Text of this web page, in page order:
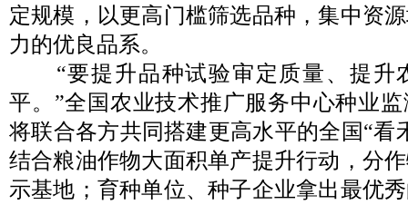
定规模，以更高门槛筛选品种，集中资
力的优良品系。
“要提升品种试验审定质量、提升
平。”全国农业技术推广服务中心种业
将联合各方共同搭建更高水平的全国“看
结合粮油作物大面积单产提升行动，分
示基地；育种单位、种子企业拿出最优